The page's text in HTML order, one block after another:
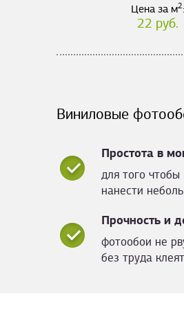
Цена за м2:
22 руб.
Виниловые
Простота в
для того чтобы
нанести
Прочность и
фотообои не
без труда